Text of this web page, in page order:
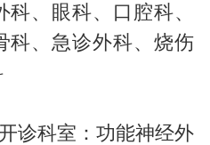
、眼科、口腔科、
科、急诊外科、烧伤
诊科室：功能神经外